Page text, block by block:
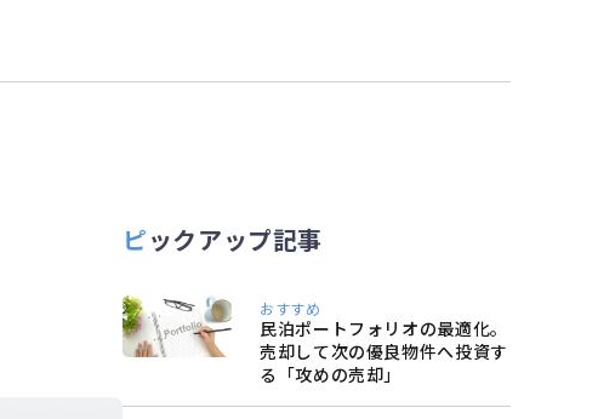
ピックアップ記事
おすすめ
民泊ポートフォリオの最適化。
売却して次の優良物件へ投資す
る「攻めの売却」